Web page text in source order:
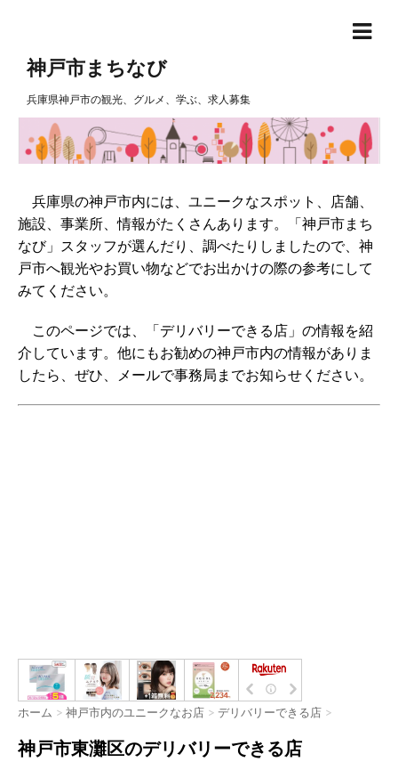
神戸市まちなび
兵庫県神戸市の観光、グルメ、学ぶ、求人募集
兵庫県の神戸市内には、ユニークなスポット、店舗、
施設、事業所、情報がたくさんあります。「神戸市まち
なび」スタッフが選んだり、調べたりしましたので、神
戸市へ観光やお買い物などでお出かけの際の参考にして
みてください。
このページでは、「デリバリーできる店」の情報を紹
介しています。他にもお勧めの神戸市内の情報がありま
したら、ぜひ、メールで事務局までお知らせください。
ホーム > 神戸市内のユニークなお店 > デリバリーできる店 >
神戸市東灘区のデリバリーできる店